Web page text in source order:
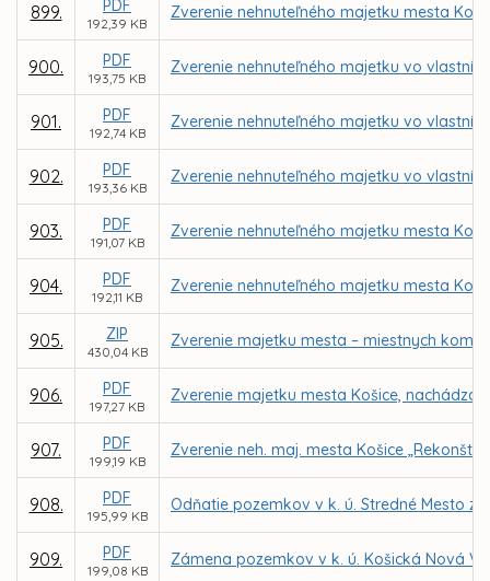
899. PDF
192,39 KB
Zverenie nehnuteľného majetku mesta
900. PDF
193,75 KB
Zverenie nehnuteľného majetku vo
901. PDF
192,74 KB
Zverenie nehnuteľného majetku vo
902. PDF
193,36 KB
Zverenie nehnuteľného majetku vo
903. PDF
191,07 KB
Zverenie nehnuteľného majetku mesta
904. PDF
192,11 KB
Zverenie nehnuteľného majetku mesta
905. ZIP
430,04 KB
Zverenie majetku mesta – miestnych
906. PDF
197,27 KB
Zverenie majetku mesta Košice,
907. PDF
199,19 KB
Zverenie neh. maj. mesta Košice
908. PDF
195,99 KB
Odňatie pozemkov v k. ú. Stredné Mesto
909. PDF
199,08 KB
Zámena pozemkov v k. ú. Košická Nová